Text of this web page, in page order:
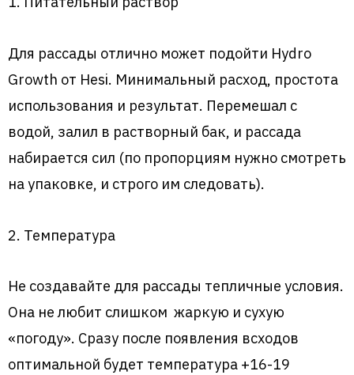
Для рассады отлично может подойти Hydro
Growth от Hesi. Минимальный расход, простота
использования и результат. Перемешал с
водой, залил в растворный бак, и рассада
набирается сил (по пропорциям нужно смотреть
на упаковке, и строго им следовать).
2. Температура
Не создавайте для рассады тепличные условия.
Она не любит слишком жаркую и сухую
«погоду». Сразу после появления всходов
оптимальной будет температура +16-19